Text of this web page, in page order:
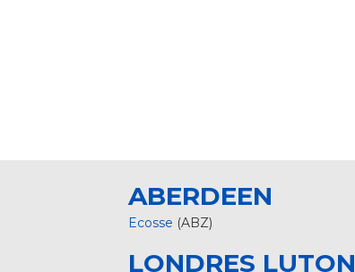
ABERDEEN
Ecosse (ABZ)
LONDRES LUTON